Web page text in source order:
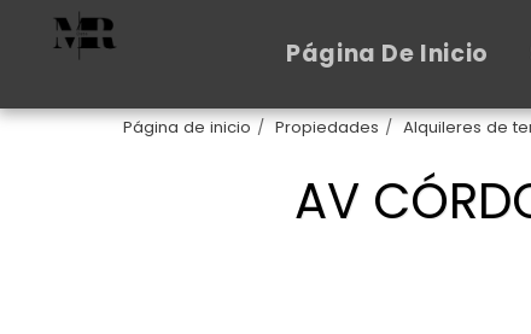
Página De Inicio
Página de inicio Propiedades Alquileres de
AV